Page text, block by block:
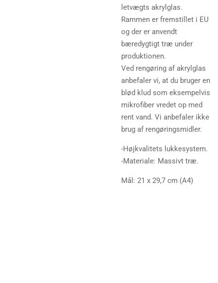
letvægts akrylglas.
Rammen er fremstillet i EU
og der er anvendt
bæredygtigt træ under
produktionen.
Ved rengøring af akrylglas
anbefaler vi, at du bruger en
blød klud som eksempelvis
mikrofiber vredet op med
rent vand. Vi anbefaler ikke
brug af rengøringsmidler.
-Højkvalitets lukkesystem.
-Materiale: Massivt træ.
Mål: 21 x 29,7 cm (A4)